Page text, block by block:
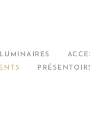
LUMINAIRES